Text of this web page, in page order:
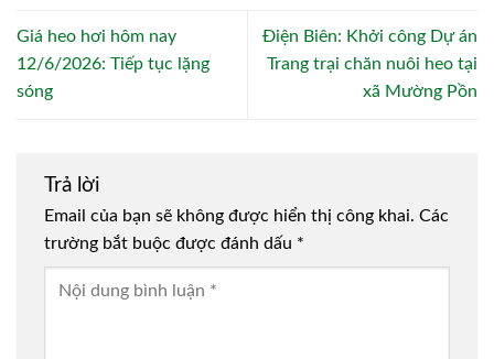
Giá heo hơi hôm nay
12/6/2026: Tiếp tục lặng
sóng
Điện Biên: Khởi công Dự án
Trang trại chăn nuôi heo tại
xã Mường Pồn
Trả lời
Email của bạn sẽ không được hiển thị công khai. Các
trường bắt buộc được đánh dấu *